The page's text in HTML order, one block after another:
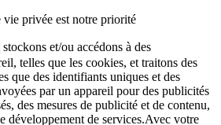
vie privée est notre priorité
stockons et/ou accédons à des
telles que les cookies, et traitons des
que des identifiants uniques et des
par un appareil pour des publicités
des mesures de publicité et de contenu,
développement de services.Avec votre